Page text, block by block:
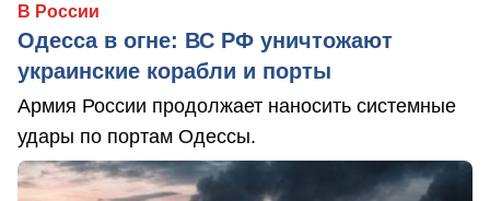
В России
Одесса в огне: ВС РФ уничтожают
украинские корабли и порты
Армия России продолжает наносить системные
удары по портам Одессы.